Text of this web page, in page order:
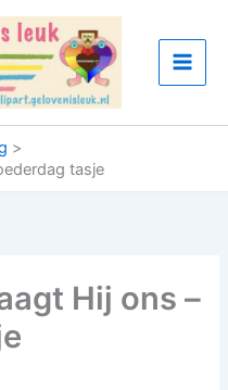
tasje
Hij ons –